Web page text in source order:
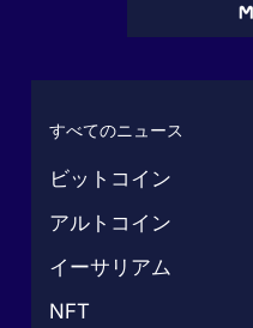
すべてのニュース
ビットコイン
アルトコイン
イーサリアム
NFT